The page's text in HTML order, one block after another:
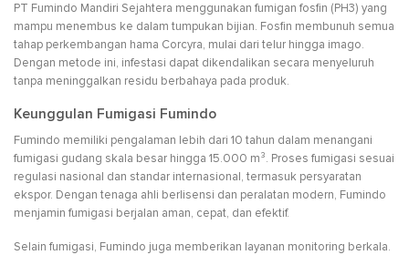
PT Fumindo Mandiri Sejahtera menggunakan fumigan fosfin (PH3) yang
mampu menembus ke dalam tumpukan bijian. Fosfin membunuh semua
tahap perkembangan hama Corcyra, mulai dari telur hingga imago.
Dengan metode ini, infestasi dapat dikendalikan secara menyeluruh
tanpa meninggalkan residu berbahaya pada produk.
Keunggulan Fumigasi Fumindo
Fumindo memiliki pengalaman lebih dari 10 tahun dalam menangani
fumigasi gudang skala besar hingga 15.000 m³. Proses fumigasi sesuai
regulasi nasional dan standar internasional, termasuk persyaratan
ekspor. Dengan tenaga ahli berlisensi dan peralatan modern, Fumindo
menjamin fumigasi berjalan aman, cepat, dan efektif.
Selain fumigasi, Fumindo juga memberikan layanan monitoring berkala.